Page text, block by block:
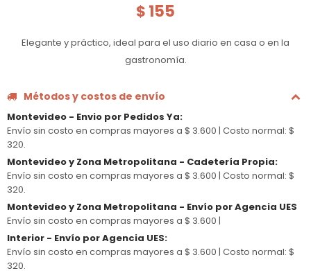
$ 155
Elegante y práctico, ideal para el uso diario en casa o en la
gastronomía.
Métodos y costos de envío
Montevideo - Envio por Pedidos Ya:
Envío sin costo en compras mayores a $ 3.600 | Costo normal: $
320.
Montevideo y Zona Metropolitana - Cadetería Propia:
Envío sin costo en compras mayores a $ 3.600 | Costo normal: $
320.
Montevideo y Zona Metropolitana - Envío por Agencia UES
Envío sin costo en compras mayores a $ 3.600 |
Interior - Envío por Agencia UES:
Envío sin costo en compras mayores a $ 3.600 | Costo normal: $
320.